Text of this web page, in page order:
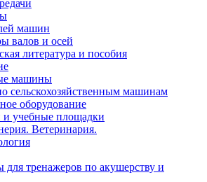
машин
валов и осей
литература и пособия
машины
сельскохозяйственным машинам
оборудование
и учебные площадки
Ветеринария.
для тренажеров по акушерству и